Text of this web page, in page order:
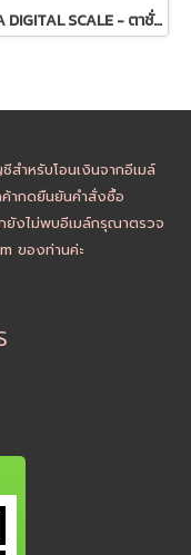
TANITA DIGITAL SCALE - ตาชั่งดิจิตอลสำหรับงานเบเกอรี่และงานครัว
สำหรับโอนเงินจากอีเมล์
ากดยืนยันคำสั่งซื้อ
ยังไม่พบอีเมล์กรุณาตรวจ
ของท่านค่ะ